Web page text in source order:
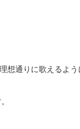
想通りに歌えるよ